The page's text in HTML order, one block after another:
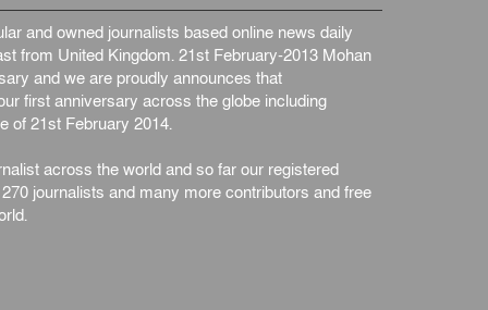
ইস্ট লন্ডন মসজিদের জুমার খুতবা
: “কুরআন হোক জীবন দেখার
লেন্স...ইসলাম ও জীবন ৭ আগস্ট, ২০২৬
সিলেটের কন্যা মোহিনী রশিদ
এনওয়াইপিডির উচ্চপদস্থ কর্মকর্তা
আজ থেকে সবার জন্য উন্মুক্ত
জুলাই স্মৃতি জাদুঘর
and owned journalists based online news daily
from United Kingdom. 21st February-2013 Mohan
and we are proudly announces that
first anniversary across the globe including
of 21st February 2014.
across the world and so far our registered
journalists and many more contributors and free